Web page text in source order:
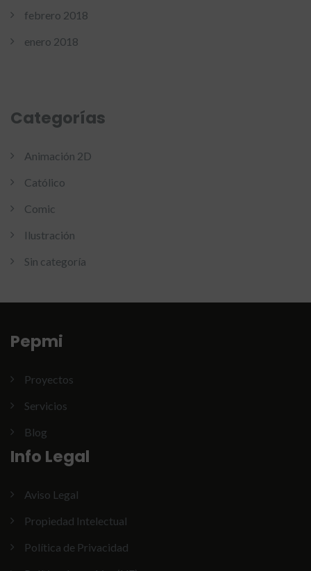
febrero 2018
enero 2018
Categorías
Animación 2D
Católico
Comic
Ilustración
Sin categoría
Pepmi
Proyectos
Servicios
Blog
Info Legal
Aviso Legal
Propiedad Intelectual
Política de Privacidad